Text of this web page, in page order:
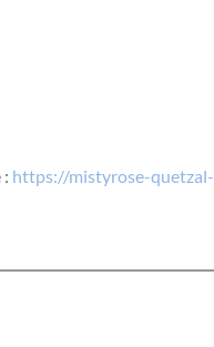
https://mistyrose-quetzal-